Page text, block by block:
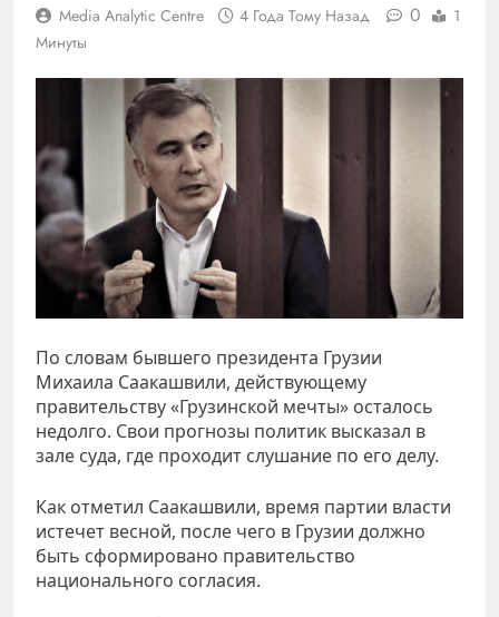
Media Analytic Centre 4 Года Тому Назад 0
1
Минуты
По словам бывшего президента Грузии
Михаила Саакашвили, действующему
правительству «Грузинской мечты» осталось
недолго. Свои прогнозы политик высказал в
зале суда, где проходит слушание по его делу.
Как отметил Саакашвили, время партии власти
истечет весной, после чего в Грузии должно
быть сформировано правительство
национального согласия.